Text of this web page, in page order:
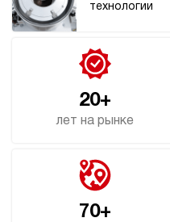
технологии
20+
лет на рынке
70+